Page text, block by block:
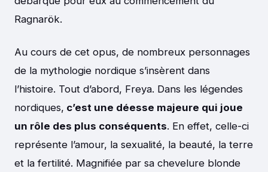
Ragnarök.
Au cours de cet opus, de nombreux personnages
de la mythologie nordique s’insèrent dans
l’histoire. Tout d’abord, Freya. Dans les légendes
nordiques, c’est une déesse majeure qui joue
un rôle des plus conséquents. En effet, celle-ci
représente l’amour, la sexualité, la beauté, la terre
et la fertilité. Magnifiée par sa chevelure blonde